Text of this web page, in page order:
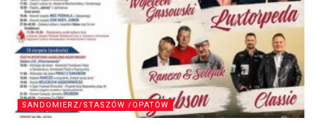
SANDOMIERZ/STASZÓW /OPATÓW